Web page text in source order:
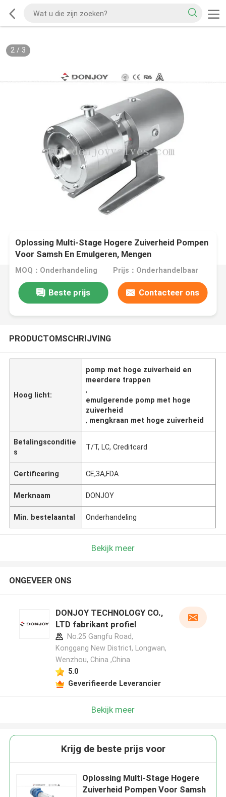
2/ 3
Oplossing Multi-Stage Hogere Zuiverheid Pompen
Voor Samsh En Emulgeren, Mengen
MOQ：Onderhandeling Prijs：Onderhandelbaar
Beste prijs Contacteer ons
PRODUCTOMSCHRIJVING
Hoog licht:
pomp met hoge zuiverheid en
meerdere trappen
,
emulgerende pomp met hoge
zuiverheid
, mengkraan met hoge zuiverheid
Betalingsconditie
s
T/T, LC, Creditcard
Certificering CE,3A,FDA
Merknaam DONJOY
Min. bestelaantal Onderhandeling
Bekijk meer
ONGEVEER ONS
DONJOY TECHNOLOGY CO.,
LTD fabrikant profiel
No.25 Gangfu Road,
Konggang New District, Longwan,
Wenzhou, China ,China
5.0
Geverifieerde Leverancier
Bekijk meer
Krijg de beste prijs voor
Oplossing Multi-Stage Hogere
Zuiverheid Pompen Voor Samsh